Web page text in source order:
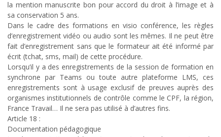
la mention manuscrite bon pour accord du droit à l’image et à
sa conservation 5 ans.
Dans le cadre des formations en visio conférence, les règles
d’enregistrement vidéo ou audio sont les mêmes. Il ne peut être
fait d’enregistrement sans que le formateur ait été informé par
écrit (tchat, sms, mail) de cette procédure.
Lorsqu’il y a des enregistrements de la session de formation en
synchrone par Teams ou toute autre plateforme LMS, ces
enregistrements sont à usage exclusif de preuves auprès des
organismes institutionnels de contrôle comme le CPF, la région,
France Travail… Il ne sera pas utilisé à d’autres fins.
Article 18 :
Documentation pédagogique